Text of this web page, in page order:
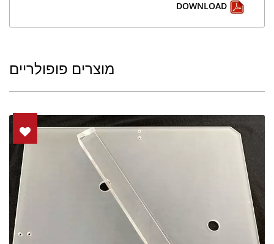
מוצרים פופולריים